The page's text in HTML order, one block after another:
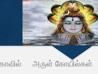
அருள் கோயில்கள்